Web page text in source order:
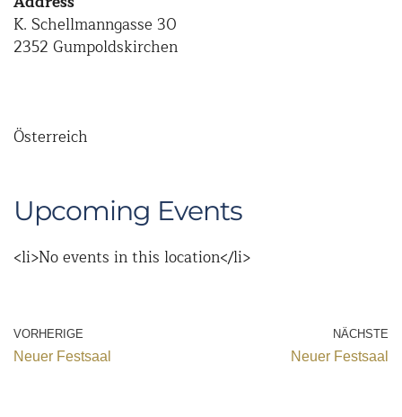
K. Schellmanngasse 30
2352 Gumpoldskirchen
Österreich
Upcoming Events
<li>No events in this location</li>
VORHERIGE
Neuer Festsaal
NÄCHSTE
Neuer Festsaal